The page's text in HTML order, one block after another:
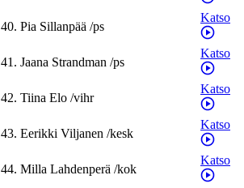
40. Pia Sillanpää /ps
Katso
41. Jaana Strandman /ps
Katso
42. Tiina Elo /vihr
Katso
43. Eerikki Viljanen /kesk
Katso
44. Milla Lahdenperä /kok
Katso